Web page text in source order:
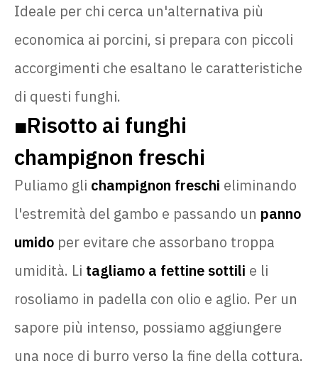
Ideale per chi cerca un'alternativa più
economica ai porcini, si prepara con piccoli
accorgimenti che esaltano le caratteristiche
di questi funghi.
🟧Risotto ai funghi
champignon freschi
Puliamo gli champignon freschi eliminando
l'estremità del gambo e passando un panno
umido per evitare che assorbano troppa
umidità. Li tagliamo a fettine sottili e li
rosoliamo in padella con olio e aglio. Per un
sapore più intenso, possiamo aggiungere
una noce di burro verso la fine della cottura.